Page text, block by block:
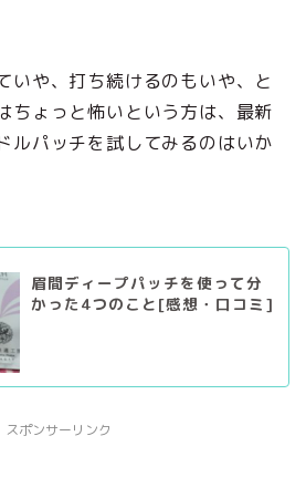
いや、打ち続けるのもいや、と
ちょっと怖いという方は、最新
ルパッチを試してみるのはいか
眉間ディープパッチを使って分
かった4つのこと[感想・口コミ]
スポンサーリンク